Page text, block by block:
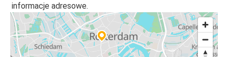
informacje adresowe.